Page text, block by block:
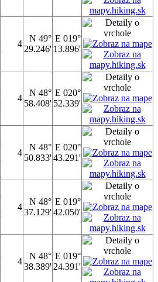
4
N 49°
29.246'
E 019°
13.896'
4
N 48°
58.408'
E 020°
52.339'
4
N 48°
50.833'
E 020°
43.291'
4
N 48°
37.129'
E 019°
42.050'
4
N 48°
38.389'
E 019°
24.391'